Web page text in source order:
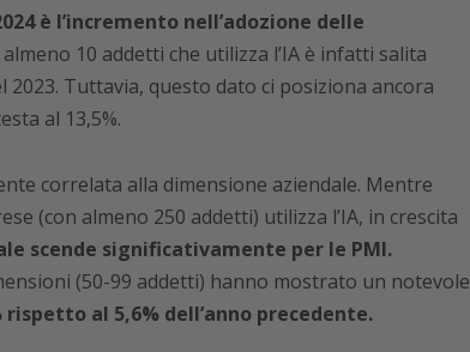
è l’incremento nell’adozione delle
10 addetti che utilizza l’IA è infatti salita
2023. Tuttavia, questo dato ci posiziona ancora
al 13,5%.
correlata alla dimensione aziendale. Mentre
(con almeno 250 addetti) utilizza l’IA, in crescita
scende significativamente per le PMI.
(50-99 addetti) hanno mostrato un notevole
al 5,6% dell’anno precedente.